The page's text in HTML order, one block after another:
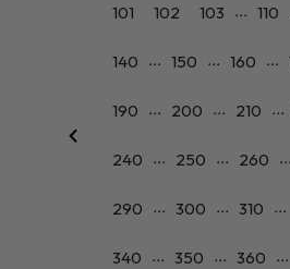
101 102 103 ... 110
140 ... 150 ... 160 ...
190 ... 200 ... 210 ...
240 ... 250 ... 260 ...
290 ... 300 ... 310 ...
340 ... 350 ... 360 ...